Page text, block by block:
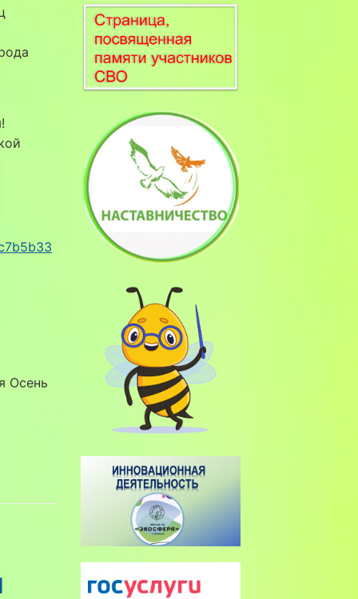
Осень